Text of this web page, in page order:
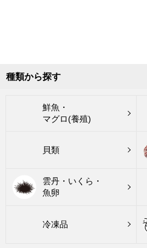
種類から探す
鮮魚・
マグロ(養殖)
貝類
雲丹・いくら・
魚卵
冷凍品